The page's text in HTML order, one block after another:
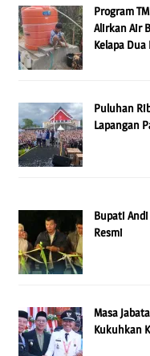
Program
Alirkan Air
Kelapa
Puluhan
Lapangan
Bupati
Resmi
Masa
Kukuhkan